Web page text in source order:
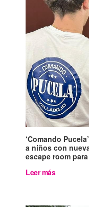
‘Comando
a niños con
escape room
Leer más